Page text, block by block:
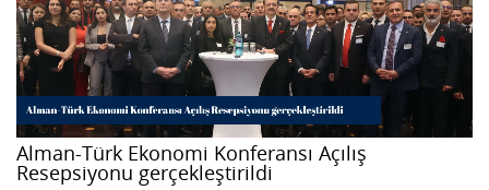
Alman-Türk Ekonomi Konferansı Açılış
Resepsiyonu gerçekleştirildi